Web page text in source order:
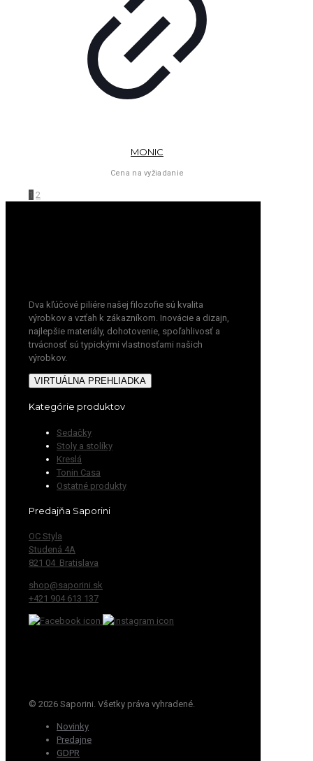
MONIC
Cena na vyžiadanie
1 2
Dva kľúčové piliére našej filozofie sú kvalita
výrobkov a vzťah k zákazníkom. Inovácie a dizajn,
najlepšie materiály, dohotovenie, spoľahlivosť a
trvácnosť sú typickými vlastnosťami našich
výrobkov.
VIRTUÁLNA PREHLIADKA
Kategórie produktov
Sedačky
Stoly a stolíky
Kreslá
Tonin Casa
Ostatné produkty
Predajňa Saporini
OC Styla
Studená 4A
821 04 Bratislava
shop@saporini.sk
+421 904 613 137
© 2026 Saporini. Všetky práva vyhradené.
Novinky
Predajne
GDPR